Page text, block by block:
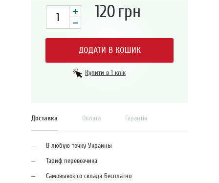
120грн
ДОДАТИ В КОШИК
Купити в 1 клік
Доставка Оплата Гарантія
В любую точку Украины
Тариф перевозчика
Самовывоз со склада Бесплатно